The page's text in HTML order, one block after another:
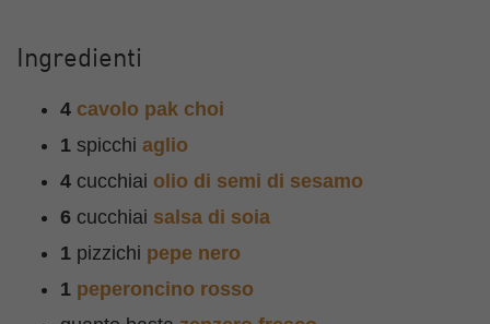
Ingredienti
4 cavolo pak choi
1 spicchi aglio
4 cucchiai olio di semi di sesamo
6 cucchiai salsa di soia
1 pizzichi pepe nero
1 peperoncino rosso